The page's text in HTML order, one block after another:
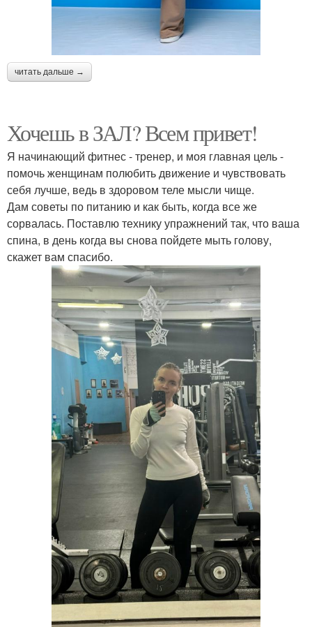
читать дальше →
Хочешь в ЗАЛ? Всем привет!
Я начинающий фитнес - тренер, и моя главная цель -
помочь женщинам полюбить движение и чувствовать
себя лучше, ведь в здоровом теле мысли чище.
Дам советы по питанию и как быть, когда все же
сорвалась. Поставлю технику упражнений так, что ваша
спина, в день когда вы снова пойдете мыть голову,
скажет вам спасибо.